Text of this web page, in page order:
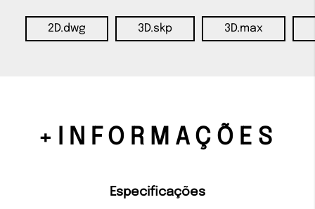
2D.dwg 3D.skp 3D.max
+INFORMAÇÕES
Especificações